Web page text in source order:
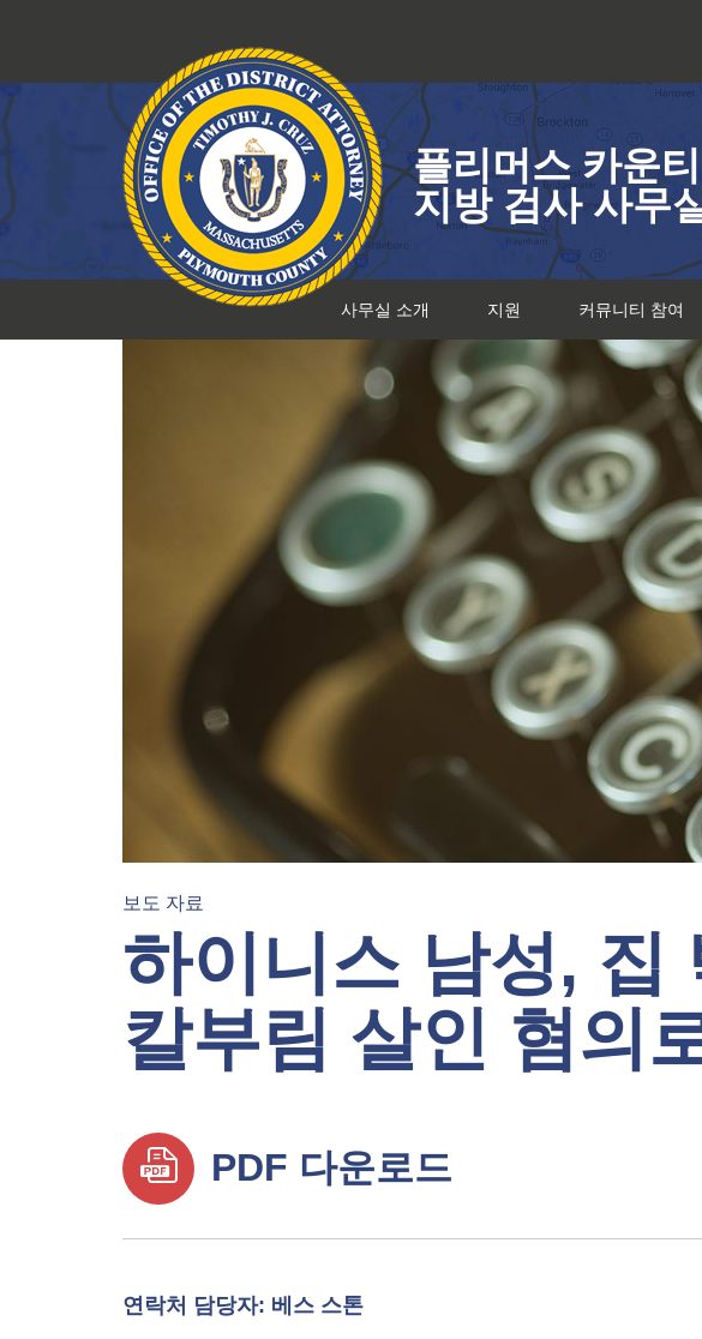
로
건
뛰
기
플리머스 카운티
지방 검사 사무실
사무실 소개 지원 커뮤니티 참여
보도 자료
하이니스 남성, 집
칼부림 살인 혐의
PDF 다운로드
연락처 담당자: 베스 스톤